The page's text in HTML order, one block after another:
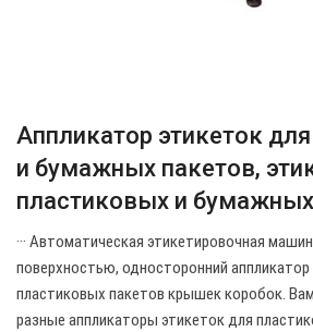
Аппликатор этикеток
и бумажных пакетов,
пластиковых и
··· Автоматическая этикетировочная
поверхностью, односторонний аппликатор
пластиковых пакетов крышек коробок.
разные аппликаторы этикеток для